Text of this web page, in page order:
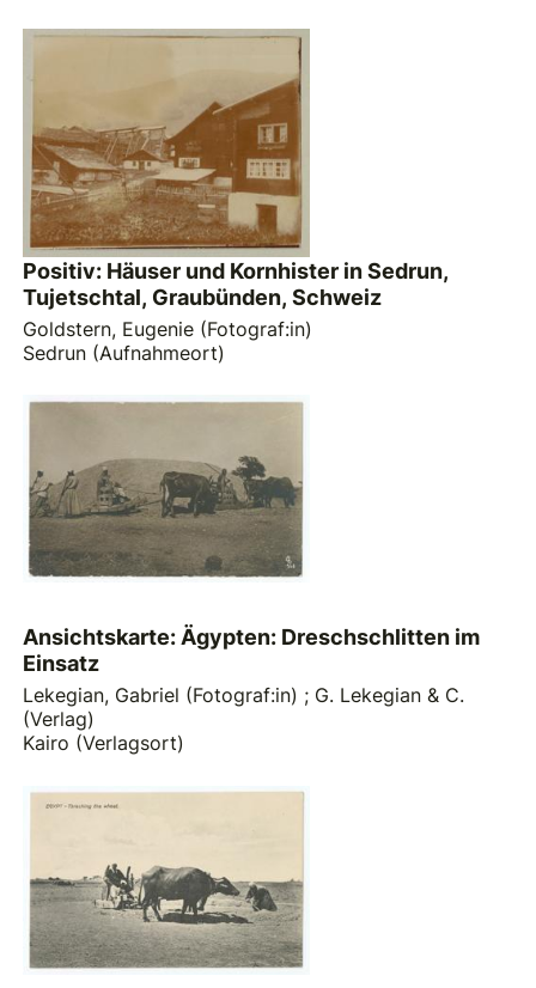
Positiv: Häuser und Kornhister in Sedrun,
Tujetschtal, Graubünden, Schweiz
Goldstern, Eugenie (Fotograf:in)
Sedrun (Aufnahmeort)
Ansichtskarte: Ägypten: Dreschschlitten im
Einsatz
Lekegian, Gabriel (Fotograf:in) ; G. Lekegian & C.
(Verlag)
Kairo (Verlagsort)